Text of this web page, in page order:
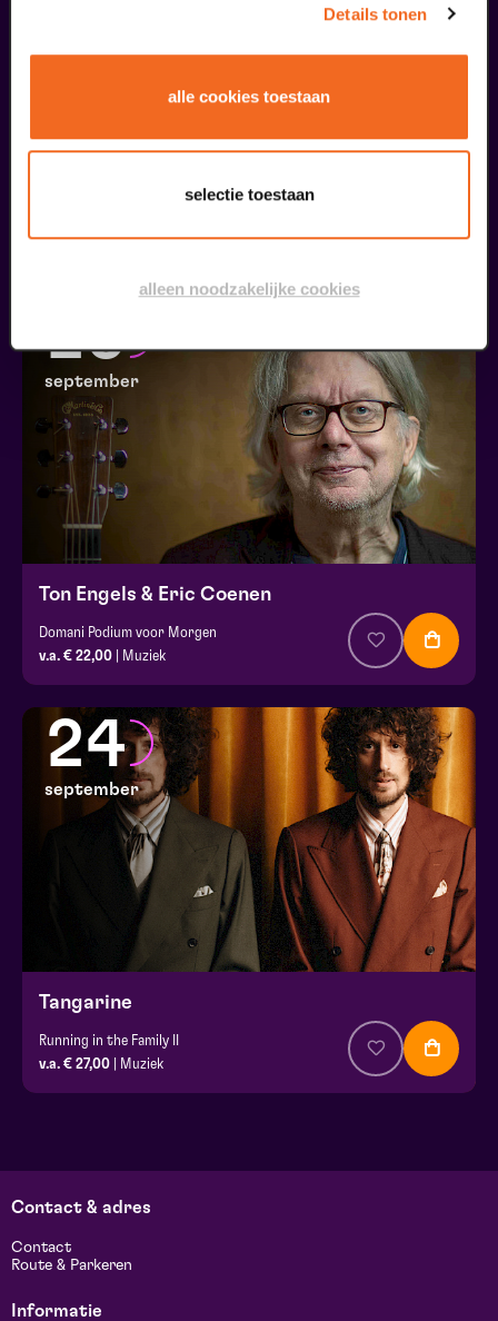
Details tonen
alle cookies toestaan
selectie toestaan
alleen noodzakelijke cookies
Coming On Strong
20
september
Ton Engels & Eric Coenen
Domani Podium voor Morgen
v.a. € 22,00 | Muziek
24
september
Tangarine
Running in the Family II
v.a. € 27,00 | Muziek
Contact & adres
Contact
Route & Parkeren
Informatie